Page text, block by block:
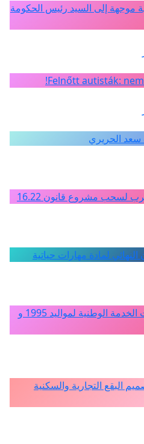
موجهة إلى السيد رئيس الحكومة
Felnőtt autisták:
الحريري
لسحب مشروع قانون 16.22
لمادة مهارات حياتية
استصدار إعفاء من إلتزامات الخدمة الوطنية لمواليد 1995 و
البقع التجارية والسكنية